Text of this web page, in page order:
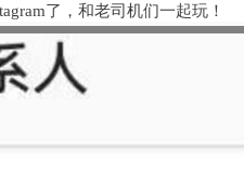
了，和老司机们一起玩！